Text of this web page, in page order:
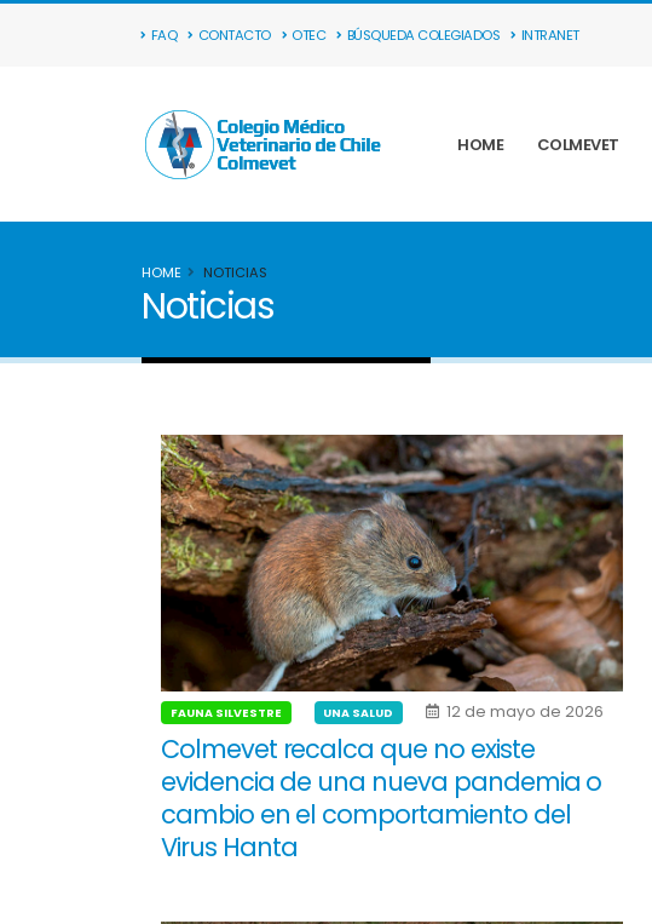
FAQ CONTACTO OTEC BÚSQUEDA COLEGIADOS INTRANET
HOME COLMEVET
HOME NOTICIAS
Noticias
FAUNA SILVESTRE UNA SALUD 12 de mayo de 2026
Colmevet recalca que no existe
evidencia de una nueva pandemia o
cambio en el comportamiento del
Virus Hanta